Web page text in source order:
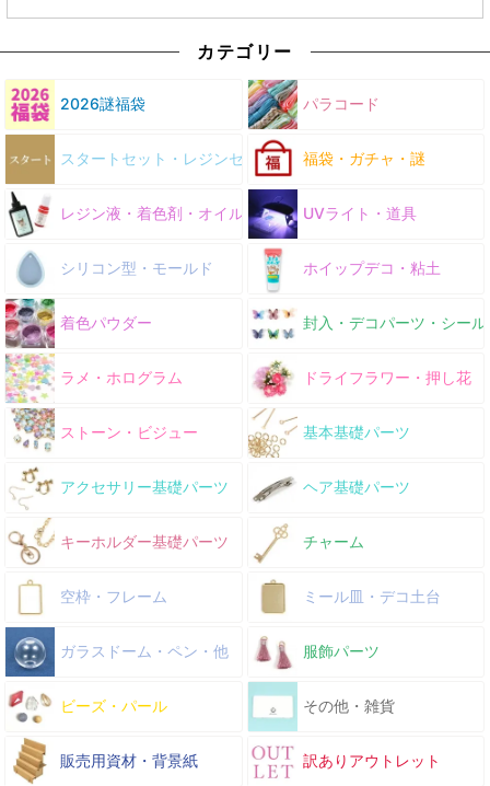
カテゴリー
2026謎福袋 パラコード
スタートセット・レジンセット 福袋・ガチャ・謎
レジン液・着色剤・オイル UVライト・道具
シリコン型・モールド ホイップデコ・粘土
着色パウダー 封入・デコパーツ・シール
ラメ・ホログラム ドライフラワー・押し花
ストーン・ビジュー 基本基礎パーツ
アクセサリー基礎パーツ ヘア基礎パーツ
キーホルダー基礎パーツ チャーム
空枠・フレーム ミール皿・デコ土台
ガラスドーム・ペン・他 服飾パーツ
ビーズ・パール その他・雑貨
販売用資材・背景紙 訳ありアウトレット